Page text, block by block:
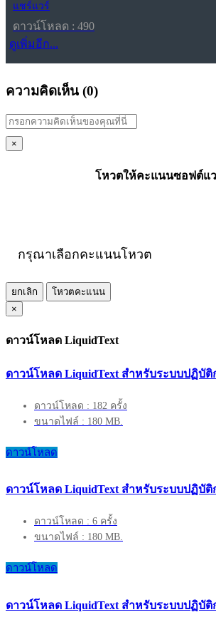
แชร์แวร์
ดาวน์โหลด : 490
ดูเพิ่มอีก...
ความคิดเห็น (0)
×
โหวตให้คะแนนซอฟต์แ
กรุณาเลือกคะแนนโหวต
ยกเลิก
โหวตคะแนน
×
ดาวน์โหลด LiquidText
ดาวน์โหลด LiquidText สำหรับระบบปฏิบัติ
ดาวน์โหลด : 182 ครั้ง
ขนาดไฟล์ : 180 MB.
ดาวน์โหลด
ดาวน์โหลด LiquidText สำหรับระบบปฏิบัติ
ดาวน์โหลด : 6 ครั้ง
ขนาดไฟล์ : 180 MB.
ดาวน์โหลด
ดาวน์โหลด LiquidText สำหรับระบบปฏิบัติ